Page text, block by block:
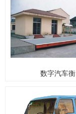
数字汽车衡